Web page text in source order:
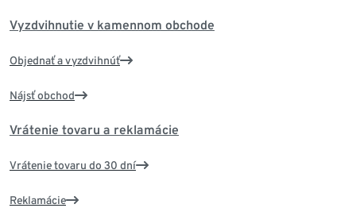
Vyzdvihnutie v kamennom obchode
Objednať a vyzdvihnúť
Nájsť obchod
Vrátenie tovaru a reklamácie
Vrátenie tovaru do 30 dní
Reklamácie